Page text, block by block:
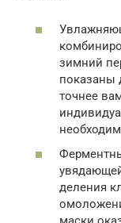
зимний
показаны
точнее
деления